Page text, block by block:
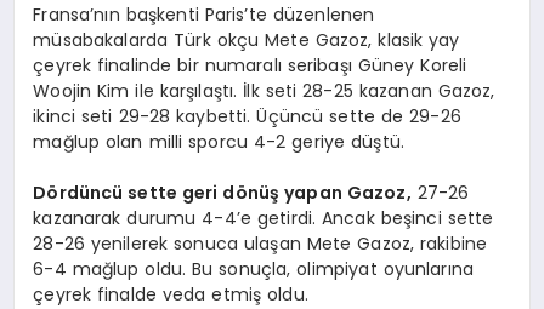
Fransa’nın başkenti Paris’te düzenlenen
müsabakalarda Türk okçu Mete Gazoz, klasik yay
çeyrek finalinde bir numaralı seribaşı Güney Koreli
Woojin Kim ile karşılaştı. İlk seti 28-25 kazanan Gazoz,
ikinci seti 29-28 kaybetti. Üçüncü sette de 29-26
mağlup olan milli sporcu 4-2 geriye düştü.
Dördüncü sette geri dönüş yapan Gazoz, 27-26
kazanarak durumu 4-4’e getirdi. Ancak beşinci sette
28-26 yenilerek sonuca ulaşan Mete Gazoz, rakibine
6-4 mağlup oldu. Bu sonuçla, olimpiyat oyunlarına
çeyrek finalde veda etmiş oldu.